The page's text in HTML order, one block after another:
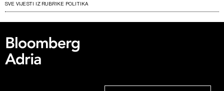
SVE VIJESTI IZ RUBRIKE POLITIKA